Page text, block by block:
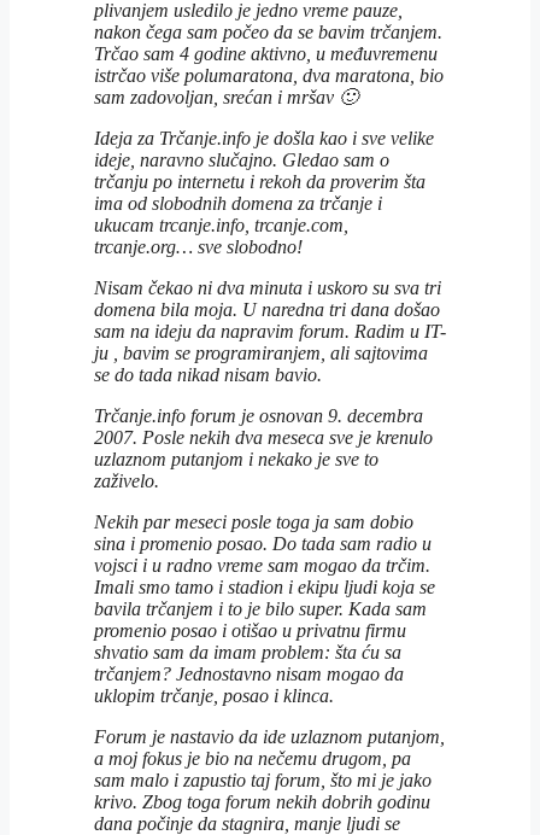
plivanjem usledilo je jedno vreme pauze,
nakon čega sam počeo da se bavim trčanjem.
Trčao sam 4 godine aktivno, u međuvremenu
istrčao više polumaratona, dva maratona, bio
sam zadovoljan, srećan i mršav 🙂
Ideja za Trčanje.info je došla kao i sve velike
ideje, naravno slučajno. Gledao sam o
trčanju po internetu i rekoh da proverim šta
ima od slobodnih domena za trčanje i
ukucam trcanje.info, trcanje.com,
trcanje.org… sve slobodno!
Nisam čekao ni dva minuta i uskoro su sva tri
domena bila moja. U naredna tri dana došao
sam na ideju da napravim forum. Radim u IT-
ju , bavim se programiranjem, ali sajtovima
se do tada nikad nisam bavio.
Trčanje.info forum je osnovan 9. decembra
2007. Posle nekih dva meseca sve je krenulo
uzlaznom putanjom i nekako je sve to
zaživelo.
Nekih par meseci posle toga ja sam dobio
sina i promenio posao. Do tada sam radio u
vojsci i u radno vreme sam mogao da trčim.
Imali smo tamo i stadion i ekipu ljudi koja se
bavila trčanjem i to je bilo super. Kada sam
promenio posao i otišao u privatnu firmu
shvatio sam da imam problem: šta ću sa
trčanjem? Jednostavno nisam mogao da
uklopim trčanje, posao i klinca.
Forum je nastavio da ide uzlaznom putanjom,
a moj fokus je bio na nečemu drugom, pa
sam malo i zapustio taj forum, što mi je jako
krivo. Zbog toga forum nekih dobrih godinu
dana počinje da stagnira, manje ljudi se